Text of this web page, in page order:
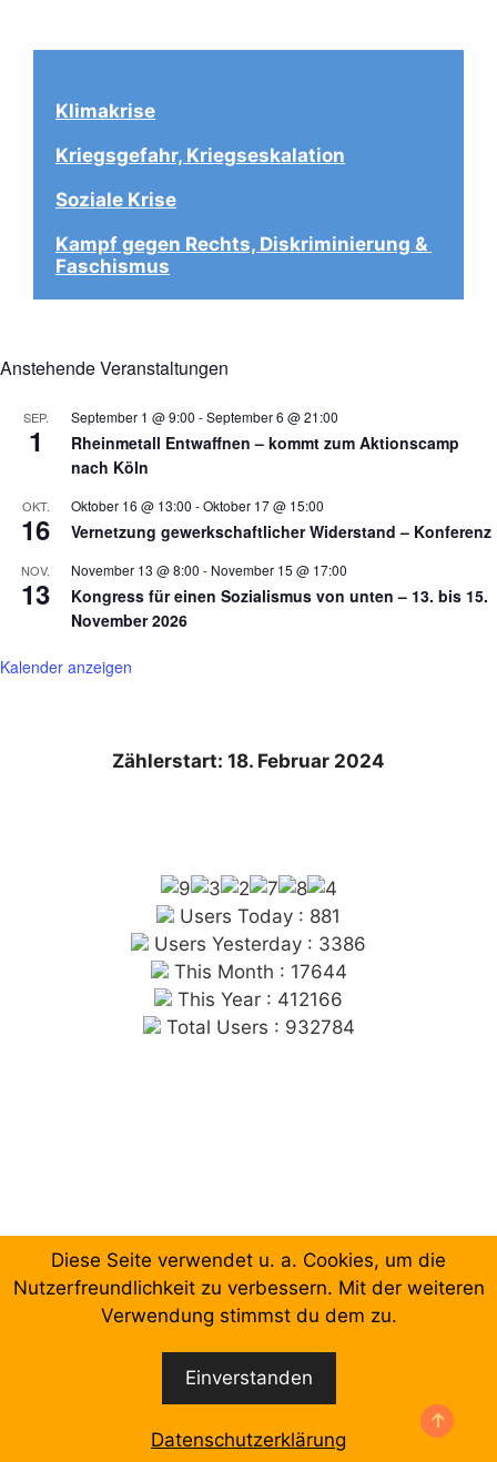
Klimakrise
Kriegsgefahr, Kriegseskalation
Soziale Krise
Kampf gegen Rechts, Diskriminierung &
Faschismus
Anstehende Veranstaltungen
SEP.
1
September 1 @ 9:00 -September 6 @ 21:00
Rheinmetall Entwaffnen – kommt zum Aktionscamp
nach Köln
OKT.
16
Oktober 16 @ 13:00 -Oktober 17 @ 15:00
Vernetzung gewerkschaftlicher Widerstand – Konferenz
NOV.
13
November 13 @ 8:00 - November 15 @ 17:00
Kongress für einen Sozialismus von unten – 13. bis 15.
November 2026
Kalender anzeigen
Zählerstart: 18. Februar 2024
Users Today : 881
Users Yesterday : 3386
This Month : 17644
This Year : 412166
Total Users : 932784
Chronologische Aufzählung der Beiträge
© 2026 Forum Gewerkschaftliche Linke Berlin •
Erstellt mit
GeneratePress
Diese Seite verwendet u. a. Cookies, um die
Nutzerfreundlichkeit zu verbessern. Mit der weiteren
Verwendung stimmst du dem zu.
Einverstanden
Datenschutzerklärung